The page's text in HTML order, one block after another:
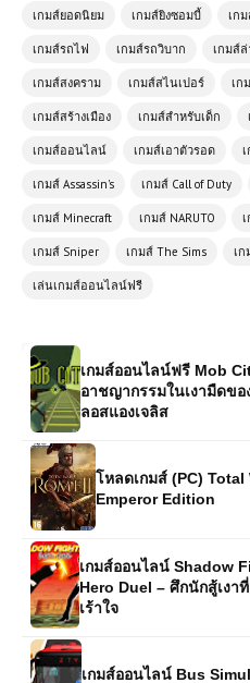
เกมส์ยอดนิยม เกมส์ยิงซอมบี้ เก
เกมส์รถไฟ เกมส์รถวิบาก เกมส์
เกมส์สงคราม เกมส์สไนเปอร์ เก
เกมส์สร้างเมือง เกมส์สำหรับเด็ก
เกมส์ออนไลน์ เกมส์เอาตัวรอด
เกมส์ Assassin's เกมส์ Call of Duty
เกมส์ Minecraft เกมส์ NARUTO
เกมส์ Sniper เกมส์ The Sims เก
เล่นเกมส์ออนไลน์ฟรี
เกมส์ออนไลน์ฟรี Formula
แข่ง F1 ตัวจริง
โหลดเกมส์ (PC) Grand
เกมแข่งรถความเร็วสูงที่คุ
พลาด
ลอสแองเจลิส
เกมส์ออนไลน์ Shadow
เร้าใจ
ขับรถบัสสมจริงที่ท้าทายฝี